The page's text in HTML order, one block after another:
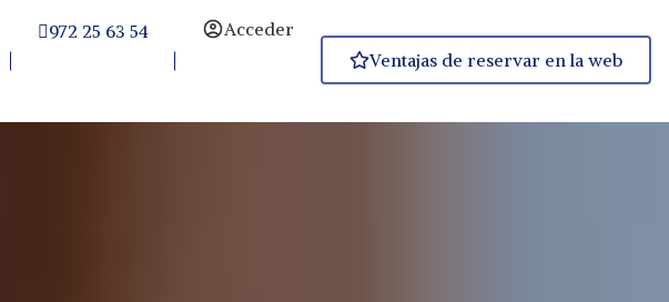
Ventajas de reservar en la web
Acceder
972 25 63 54